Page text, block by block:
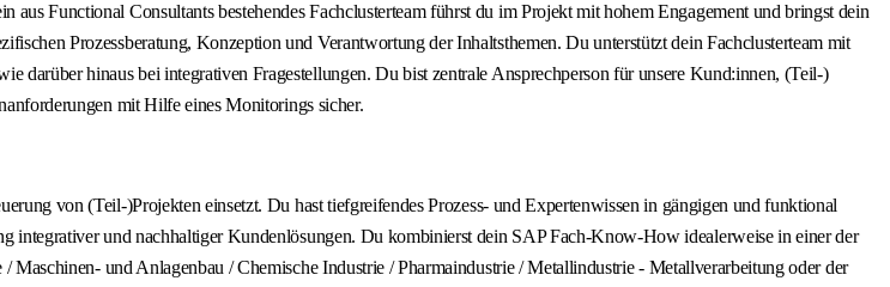
Functional Consultants bestehendes Fachclusterteam führst du im Projekt mit hohem Engagement und bringst dein
Prozessberatung, Konzeption und Verantwortung der Inhaltsthemen. Du unterstützt dein Fachclusterteam mit
darüber hinaus bei integrativen Fragestellungen. Du bist zentrale Ansprechperson für unsere Kund:innen, (Teil-)
mit Hilfe eines Monitorings sicher.
von (Teil-)Projekten einsetzt. Du hast tiefgreifendes Prozess- und Expertenwissen in gängigen und funktional
integrativer und nachhaltiger Kundenlösungen. Du kombinierst dein SAP Fach-Know-How idealerweise in einer der
und Anlagenbau / Chemische Industrie / Pharmaindustrie / Metallindustrie - Metallverarbeitung oder der